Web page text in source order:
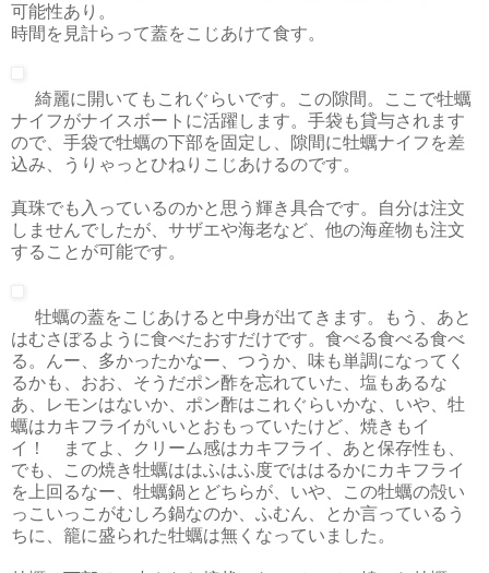
可能性あり。
時間を見計らって蓋をこじあけて食す。
綺麗に開いてもこれぐらいです。この隙間。ここで牡蠣
ナイフがナイスボートに活躍します。手袋も貸与されます
ので、手袋で牡蠣の下部を固定し、隙間に牡蠣ナイフを差
込み、うりゃっとひねりこじあけるのです。
真珠でも入っているのかと思う輝き具合です。自分は注文
しませんでしたが、サザエや海老など、他の海産物も注文
することが可能です。
牡蠣の蓋をこじあけると中身が出てきます。もう、あと
はむさぼるように食べたおすだけです。食べる食べる食べ
る。んー、多かったかなー、つうか、味も単調になってく
るかも、おお、そうだポン酢を忘れていた、塩もあるな
あ、レモンはないか、ポン酢はこれぐらいかな、いや、牡
蠣はカキフライがいいとおもっていたけど、焼きもイ
イ！ まてよ、クリーム感はカキフライ、あと保存性も、
でも、この焼き牡蠣ははふはふ度でははるかにカキフライ
を上回るなー、牡蠣鍋とどちらが、いや、この牡蠣の殻い
っこいっこがむしろ鍋なのか、ふむん、とか言っているう
ちに、籠に盛られた牡蠣は無くなっていました。